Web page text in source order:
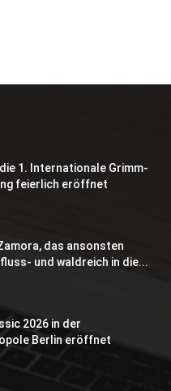
1. Internationale Grimm-
feierlich eröffnet
das ansonsten
und waldreich in die...
2026 in der
Berlin eröffnet